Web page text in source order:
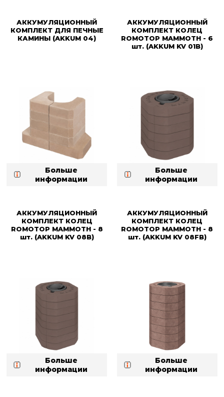
АККУМУЛЯЦИОННЫЙ
КОМПЛЕКТ ДЛЯ ПЕЧНЫЕ
КАМИНЫ (AKKUM 04)
Больше
информации
АККУМУЛЯЦИОННЫЙ
КОМПЛЕКТ КОЛЕЦ
ROMOTOP MAMMOTH - 6
шт. (AKKUM KV 01B)
Больше
информации
АККУМУЛЯЦИОННЫЙ
КОМПЛЕКТ КОЛЕЦ
ROMOTOP MAMMOTH - 8
шт. (AKKUM KV 08B)
Больше
информации
АККУМУЛЯЦИОННЫЙ
КОМПЛЕКТ КОЛЕЦ
ROMOTOP MAMMOTH - 8
шт. (AKKUM KV 08FB)
Больше
информации